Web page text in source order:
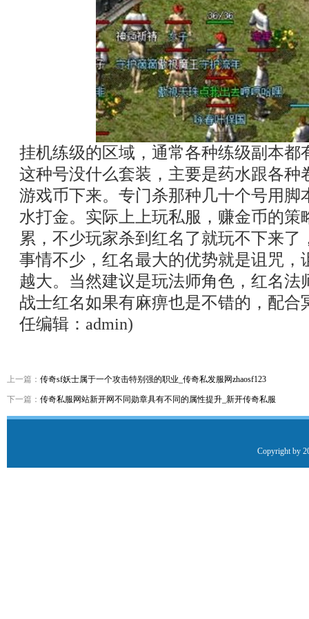
挂机练级的区域，通常各种练级副本都
这种号没什么套装，主要是药水跟各种
游戏币下来。专门杀那种几十个号用脚
水打金。实际上上玩私服，赚金币的策
累，不少玩家杀到红名了就玩不下来了
事情不少，红名最大的优势就是诅咒，
越大。当然建议是玩法师角色，红名法
战士红名如果有麻痹也是不错的，配合
任编辑：admin)
上一篇： 传奇sf妖士属于一个攻击特别强的职业_传奇私发服网zhaosf123
下一篇： 传奇私服网站新开网不同勋章具有不同的属性提升_新开传奇私服
Copyright by